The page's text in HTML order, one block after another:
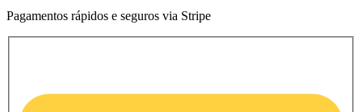
Pagamentos rápidos e seguros via Stripe